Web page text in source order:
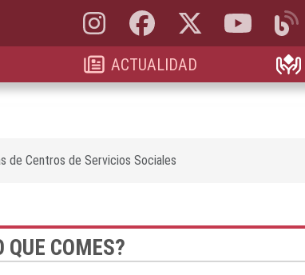
Instagram, abre en nueva pestaña
Facebook, abre en nueva pestaña
X, antes Twitter, abre
YouTube,
ACTUALIDAD
de Centros de Servicios Sociales
COMES?